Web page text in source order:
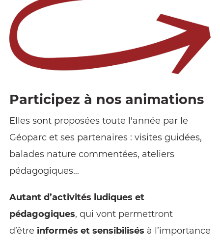
Participez à nos animations
Elles sont proposées toute l'année par le
Géoparc et ses partenaires : visites guidées,
balades nature commentées, ateliers
pédagogiques...
Autant d’activités ludiques et
pédagogiques, qui vont permettront
d’être informés et sensibilisés à l’importance